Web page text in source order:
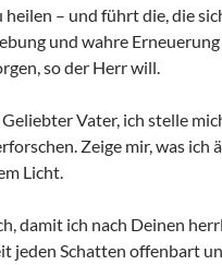
heilen – und führt die, die
und wahre
so der Herr will.
Geliebter Vater, ich stelle
Zeige mir, was ich
Licht.
damit ich nach Deinen
jeden Schatten offenbart